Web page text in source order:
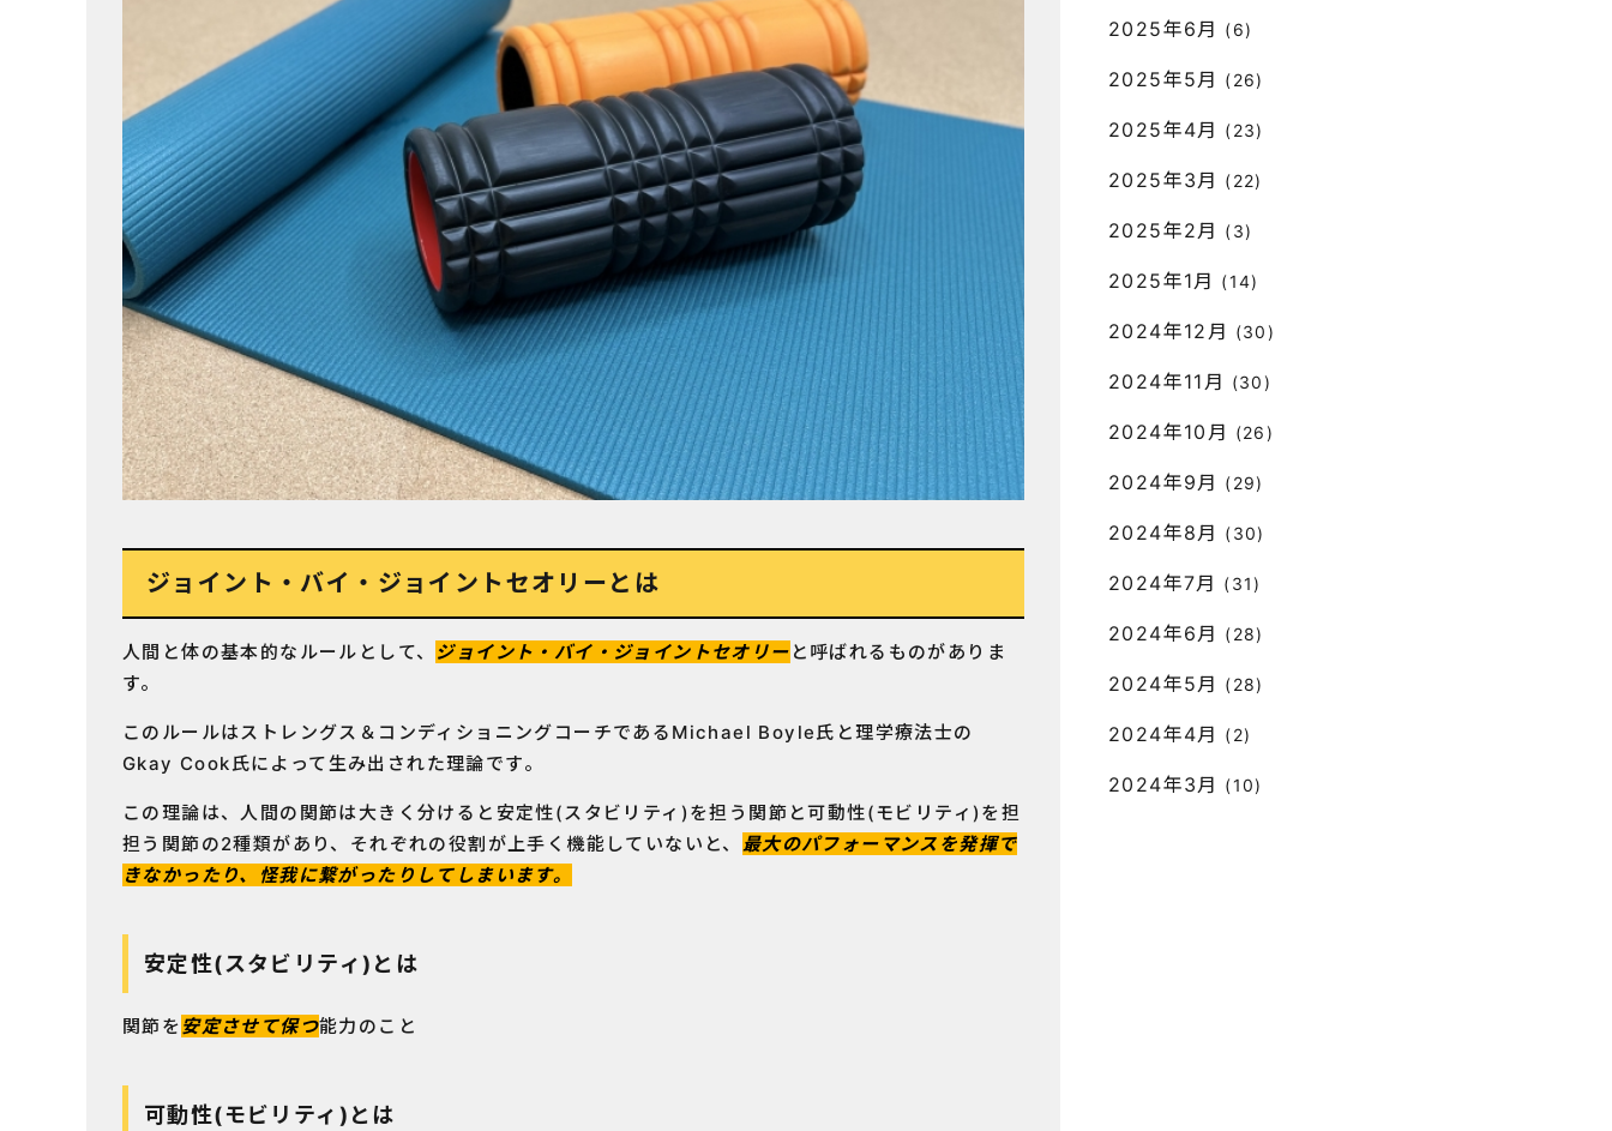
ジョイント・バイ・ジョイントセオリーとは
人間と体の基本的なルールとして、 ジョイント・バイ・ジョイントセオリー と呼ばれるものがありま
す。
このルールはストレングス＆コンディショニングコーチであるMichael Boyle氏と理学療法士の
Gkay Cook氏によって生み出された理論です。
この理論は、人間の関節は大きく分けると安定性(スタビリティ)を担う関節と可動性(モビリティ)を担
担う関節の2種類があり、それぞれの役割が上手く機能していないと、 最大のパフォーマンスを発揮で
きなかったり、怪我に繋がったりしてしまいます。
安定性(スタビリティ)とは
関節を安定させて保つ能力のこと
可動性(モビリティ)とは
2025年6月 (6)
2025年5月 (26)
2025年4月 (23)
2025年3月 (22)
2025年2月 (3)
2025年1月 (14)
2024年12月 (30)
2024年11月 (30)
2024年10月 (26)
2024年9月 (29)
2024年8月 (30)
2024年7月 (31)
2024年6月 (28)
2024年5月 (28)
2024年4月 (2)
2024年3月 (10)